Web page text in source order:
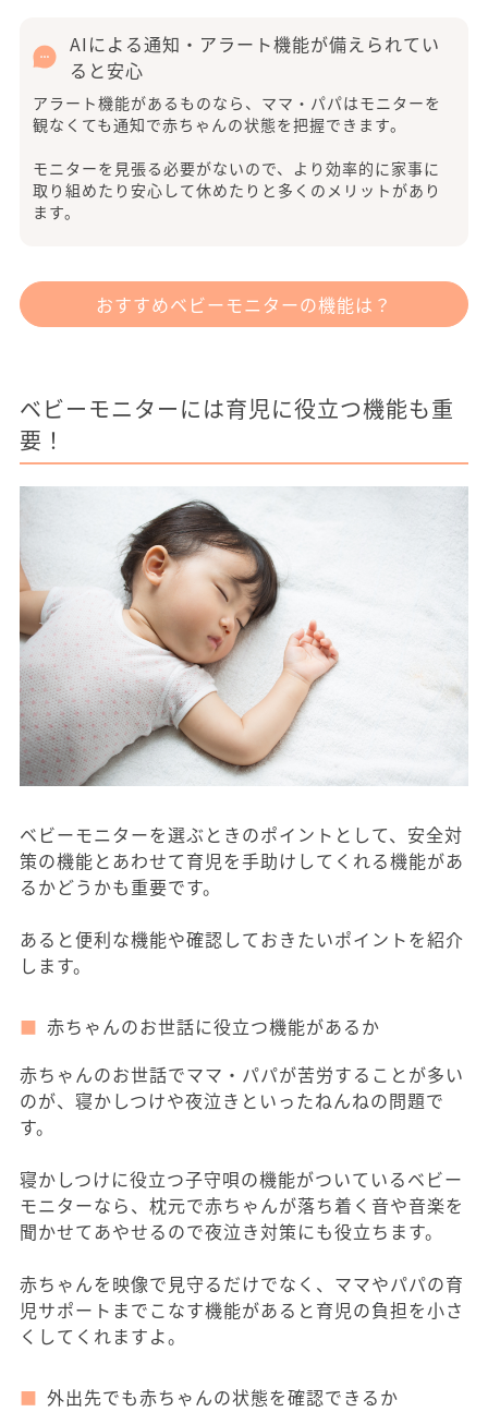
AIによる通知・アラート機能が備えられてい
ると安心
アラート機能があるものなら、ママ・パパはモニターを
観なくても通知で赤ちゃんの状態を把握できます。
モニターを見張る必要がないので、より効率的に家事に
取り組めたり安心して休めたりと多くのメリットがあり
ます。
おすすめベビーモニターの機能は？
ベビーモニターには育児に役立つ機能も重
要！
ベビーモニターを選ぶときのポイントとして、安全対
策の機能とあわせて育児を手助けしてくれる機能があ
るかどうかも重要です。
あると便利な機能や確認しておきたいポイントを紹介
します。
赤ちゃんのお世話に役立つ機能があるか
赤ちゃんのお世話でママ・パパが苦労することが多い
のが、寝かしつけや夜泣きといったねんねの問題で
す。
寝かしつけに役立つ子守唄の機能がついているベビー
モニターなら、枕元で赤ちゃんが落ち着く音や音楽を
聞かせてあやせるので夜泣き対策にも役立ちます。
赤ちゃんを映像で見守るだけでなく、ママやパパの育
児サポートまでこなす機能があると育児の負担を小さ
くしてくれますよ。
外出先でも赤ちゃんの状態を確認できるか